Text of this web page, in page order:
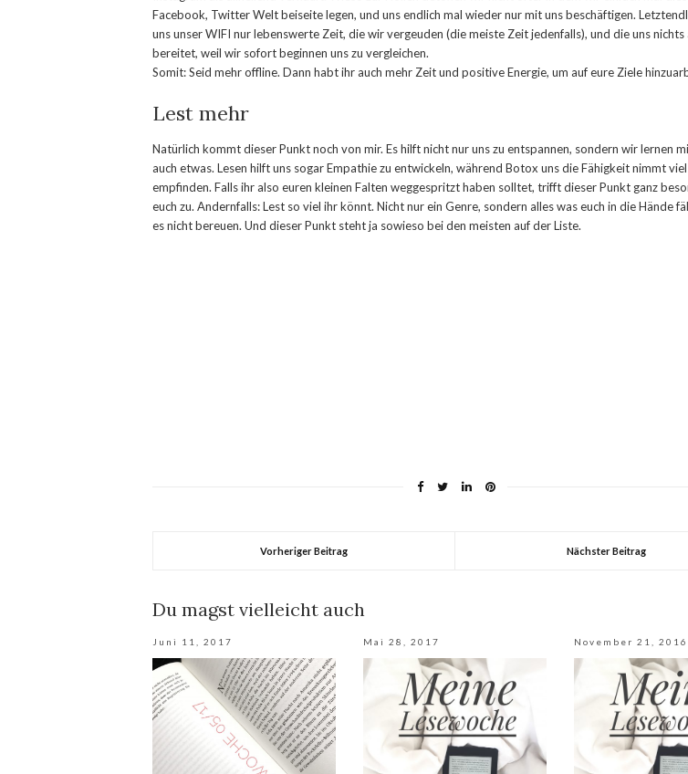
Facebook, Twitter Welt beiseite legen, und uns endlich mal wieder nur mit uns beschäftigen.
uns unser WIFI nur lebenswerte Zeit, die wir vergeuden (die meiste Zeit jedenfalls), und die uns nichts
bereitet, weil wir sofort beginnen uns zu vergleichen.
Somit: Seid mehr offline. Dann habt ihr auch mehr Zeit und positive Energie, um auf eure Ziele
Lest mehr
Natürlich kommt dieser Punkt noch von mir. Es hilft nicht nur uns zu entspannen, sondern wir lernen
auch etwas. Lesen hilft uns sogar Empathie zu entwickeln, während Botox uns die Fähigkeit nimmt
empfinden. Falls ihr also euren kleinen Falten weggespritzt haben solltet, trifft dieser Punkt ganz
euch zu. Andernfalls: Lest so viel ihr könnt. Nicht nur ein Genre, sondern alles was euch in die Hände
es nicht bereuen. Und dieser Punkt steht ja sowieso bei den meisten auf der Liste.
Vorheriger Beitrag Nächster Beitrag
Du magst vielleicht auch
Juni 11, 2017 Mai 28, 2017 November 21, 2016